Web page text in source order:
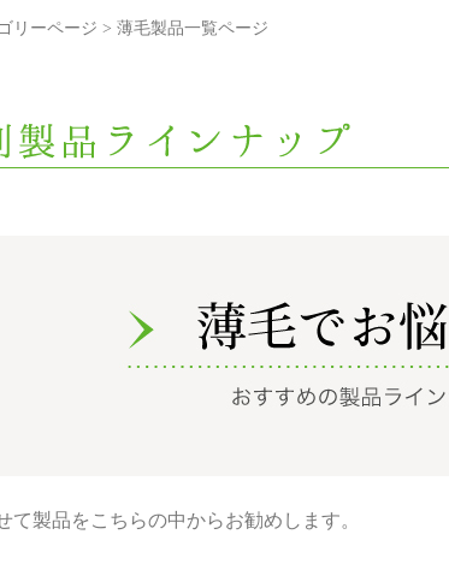
リーページ 薄毛製品一覧ページ
て製品をこちらの中からお勧めします。